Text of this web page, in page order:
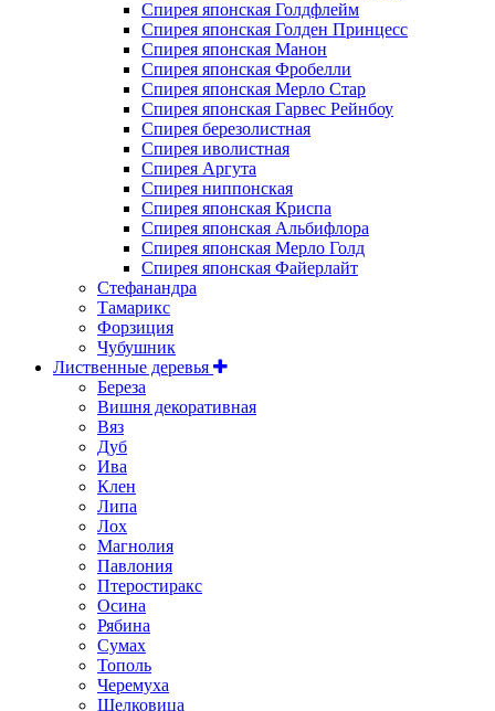
Спирея японская Голдфлейм
Спирея японская Голден Принцесс
Спирея японская Манон
Спирея японская Фробелли
Спирея японская Мерло Стар
Спирея японская Гарвес Рейнбоу
Спирея березолистная
Спирея иволистная
Спирея Аргута
Спирея ниппонская
Спирея японская Криспа
Спирея японская Альбифлора
Спирея японская Мерло Голд
Спирея японская Файерлайт
Стефанандра
Тамарикс
Форзиция
Чубушник
Лиственные деревья
Береза
Вишня декоративная
Вяз
Дуб
Ива
Клен
Липа
Лох
Магнолия
Павлония
Птеростиракс
Осина
Рябина
Сумах
Тополь
Черемуха
Шелковица